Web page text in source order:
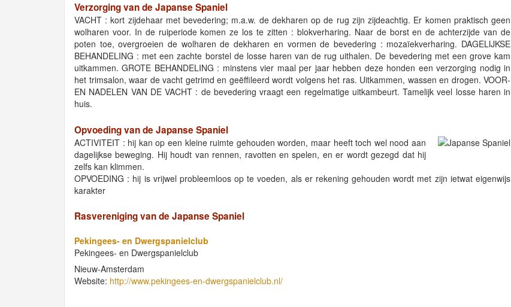
Verzorging van de Japanse Spaniel
VACHT : kort zijdehaar met bevedering; m.a.w. de dekharen op de rug zijn zijdeachtig. Er komen praktisch geen
wolharen voor. In de ruiperiode komen ze los te zitten : blokverharing. Naar de borst en de achterzijde van de
poten toe, overgroeien de wolharen de dekharen en vormen de bevedering : mozaïekverharing. DAGELIJKSE
BEHANDELING : met een zachte borstel de losse haren van de rug uithalen. De bevedering met een grove kam
uitkammen. GROTE BEHANDELING : minstens vier maal per jaar hebben deze honden een verzorging nodig in
het trimsalon, waar de vacht getrimd en geëffileerd wordt volgens het ras. Uitkammen, wassen en drogen. VOOR-
EN NADELEN VAN DE VACHT : de bevedering vraagt een regelmatige uitkambeurt. Tamelijk veel losse haren in
huis.
Opvoeding van de Japanse Spaniel
ACTIVITEIT : hij kan op een kleine ruimte gehouden worden, maar heeft toch wel nood aan
dagelijkse beweging. Hij houdt van rennen, ravotten en spelen, en er wordt gezegd dat hij
zelfs kan klimmen.
OPVOEDING : hij is vrijwel probleemloos op te voeden, als er rekening gehouden wordt met zijn ietwat eigenwijs
karakter
Rasvereniging van de Japanse Spaniel
Pekingees- en Dwergspanielclub
Pekingees- en Dwergspanielclub
Nieuw-Amsterdam
Website: http://www.pekingees-en-dwergspanielclub.nl/